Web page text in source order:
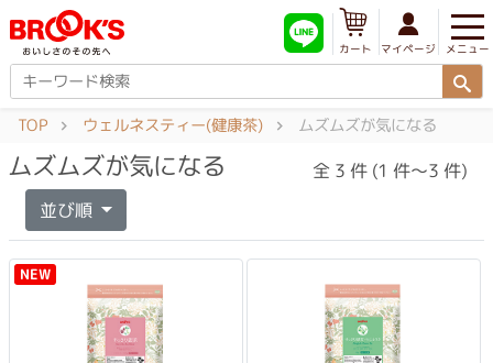
メニュー
マイページ
カート
TOP ウェルネスティー(健康茶) ムズムズが気になる
ムズムズが気になる 全 3 件 (1 件～3 件)
並び順
NEW